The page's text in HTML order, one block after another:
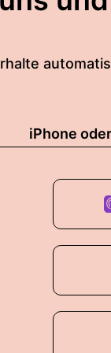
iPhone